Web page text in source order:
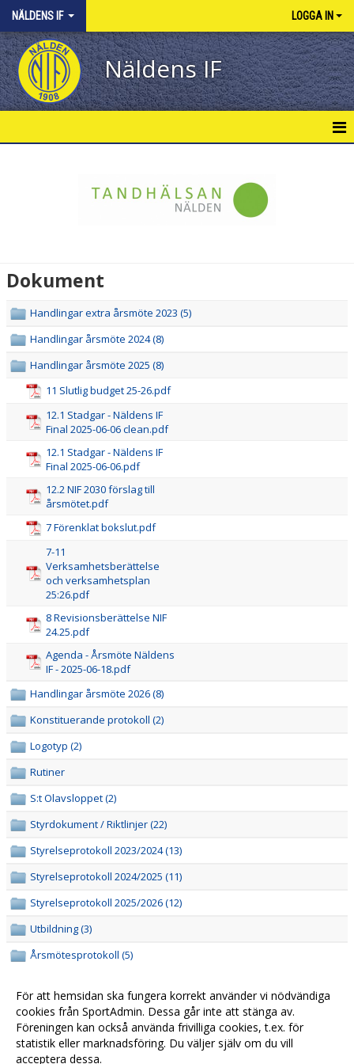
NÄLDENS IF LOGGA IN
Näldens IF
IB WINTHERS MINNESFOND
MATCHER
DOKUMENT
SPONSORER
OM FÖRENINGEN
EVENT
UTHYRNING
Dokument
Handlingar extra årsmöte 2023 (5)
Handlingar årsmöte 2024 (8)
Handlingar årsmöte 2025 (8)
11 Slutlig budget 25-26.pdf
12.1 Stadgar - Näldens IF
Final 2025-06-06 clean.pdf
12.1 Stadgar - Näldens IF
Final 2025-06-06.pdf
12.2 NIF 2030 förslag till
årsmötet.pdf
7 Förenklat bokslut.pdf
7-11
Verksamhetsberättelse
och verksamhetsplan
25:26.pdf
8 Revisionsberättelse NIF
24.25.pdf
Agenda - Årsmöte Näldens
IF - 2025-06-18.pdf
Handlingar årsmöte 2026 (8)
Konstituerande protokoll (2)
Logotyp (2)
Rutiner
S:t Olavsloppet (2)
Styrdokument / Riktlinjer (22)
Styrelseprotokoll 2023/2024 (13)
Styrelseprotokoll 2024/2025 (11)
Styrelseprotokoll 2025/2026 (12)
Utbildning (3)
Årsmötesprotokoll (5)
För att hemsidan ska fungera korrekt använder vi nödvändiga
cookies från SportAdmin. Dessa går inte att stänga av.
Föreningen kan också använda frivilliga cookies, t.ex. för
statistik eller marknadsföring. Du väljer själv om du vill
acceptera dessa.